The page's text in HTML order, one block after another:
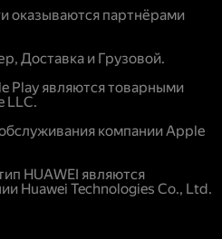
оказываются партнёрами
Доставка и Грузовой.
Play являются товарными
LLC.
компании Apple
HUAWEI являются
Huawei Technologies Co., Ltd.